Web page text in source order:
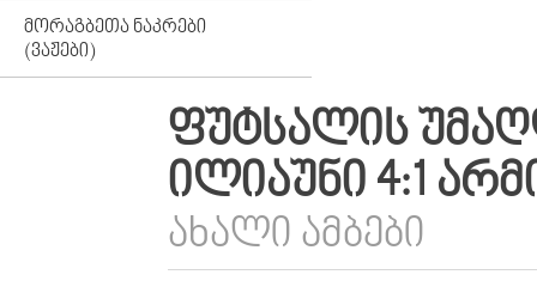
ᲛᲝᲠᲐᲒᲑᲔᲗᲐ ᲜᲐᲙᲠᲔᲑᲘ
(ᲕᲐᲟᲔᲑᲘ)
ᲤᲣᲢᲡᲐᲚᲘᲡ
ᲘᲚᲘᲐᲣᲜᲘ 4:1
ᲐᲮᲐᲚᲘ ᲐᲛᲑᲔᲑᲘ